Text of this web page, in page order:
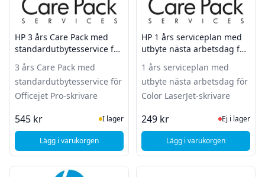
HP 3 års Care Pack med
standardutbytesservice för
Officejet Pro-skrivare
3 års Care Pack med
standardutbytesservice för
Officejet Pro-skrivare
545 kr I Lager
I lager
Lägg i varukorgen, HP 3 års Care Pack med standardutbytesservice för
HP 1 års serviceplan med
utbyte nästa arbetsdag för
Color LaserJet-skrivare
1 års serviceplan med
utbyte nästa arbetsdag för
Color LaserJet-skrivare
249 kr Ej i lager,
Ej i lager
Lägg i varukorgen
, HP 1 års